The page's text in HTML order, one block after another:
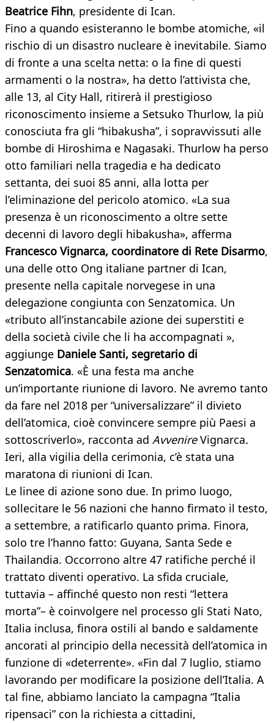
Beatrice Fihn, presidente di Ican.
Fino a quando esisteranno le bombe atomiche, «il
rischio di un disastro nucleare è inevitabile. Siamo
di fronte a una scelta netta: o la fine di questi
armamenti o la nostra», ha detto l’attivista che,
alle 13, al City Hall, ritirerà il prestigioso
riconoscimento insieme a Setsuko Thurlow, la più
conosciuta fra gli “hibakusha”, i sopravvissuti alle
bombe di Hiroshima e Nagasaki. Thurlow ha perso
otto familiari nella tragedia e ha dedicato
settanta, dei suoi 85 anni, alla lotta per
l’eliminazione del pericolo atomico. «La sua
presenza è un riconoscimento a oltre sette
decenni di lavoro degli hibakusha», afferma
Francesco Vignarca, coordinatore di Rete Disarmo,
una delle otto Ong italiane partner di Ican,
presente nella capitale norvegese in una
delegazione congiunta con Senzatomica. Un
«tributo all’instancabile azione dei superstiti e
della società civile che li ha accompagnati »,
aggiunge Daniele Santi, segretario di
Senzatomica. «È una festa ma anche
un’importante riunione di lavoro. Ne avremo tanto
da fare nel 2018 per “universalizzare” il divieto
dell’atomica, cioè convincere sempre più Paesi a
sottoscriverlo», racconta ad AvvenireVignarca.
Ieri, alla vigilia della cerimonia, c’è stata una
maratona di riunioni di Ican.
Le linee di azione sono due. In primo luogo,
sollecitare le 56 nazioni che hanno firmato il testo,
a settembre, a ratificarlo quanto prima. Finora,
solo tre l’hanno fatto: Guyana, Santa Sede e
Thailandia. Occorrono altre 47 ratifiche perché il
trattato diventi operativo. La sfida cruciale,
tuttavia – affinché questo non resti “lettera
morta”– è coinvolgere nel processo gli Stati Nato,
Italia inclusa, finora ostili al bando e saldamente
ancorati al principio della necessità dell’atomica in
funzione di «deterrente». «Fin dal 7 luglio, stiamo
lavorando per modificare la posizione dell’Italia. A
tal fine, abbiamo lanciato la campagna “Italia
ripensaci” con la richiesta a cittadini,